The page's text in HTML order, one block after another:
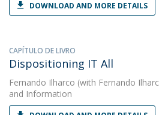
DOWNLOAD AND MORE DETAILS
CAPÍTULO DE LIVRO
Dispositioning IT All
Fernando Ilharco (with Fernando
and Information